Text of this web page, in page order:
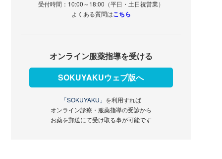
受付時間：10:00～18:00（平日・土日祝営業）
よくある質問はこちら
オンライン服薬指導を受ける
SOKUYAKUウェブ版へ
「SOKUYAKU」 を利用すれば
オンライン診療・服薬指導の受診から
お薬を郵送にて受け取る事が可能です